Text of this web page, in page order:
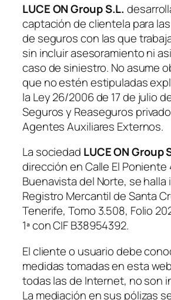
LUCE ON Group S.L.
captación de clientela para
de seguros con las que
sin incluir asesoramiento ni
caso de siniestro. No asume
que no estén estipuladas
la Ley 26/2006 de 17 de julio
Seguros y Reaseguros
Agentes Auxiliares Externos.
La sociedad LUCE ON Group
dirección en Calle El Poniente
Buenavista del Norte, se halla
Registro Mercantil de Santa
Tenerife, Tomo 3.508, Folio
1ª con CIF B38954392.
El cliente o usuario debe
medidas tomadas en esta
todas las de Internet, no son
La mediación en sus pólizas